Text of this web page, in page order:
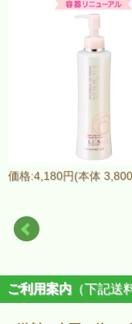
価格:4,180円(本体
ご利用案内 （下記送